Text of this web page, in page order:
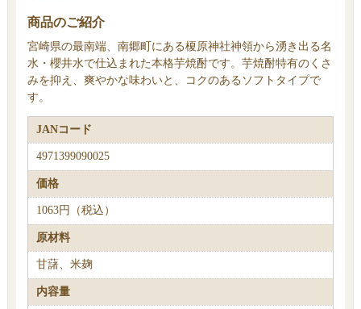
商品のご紹介
宮崎県の最南端、南郷町にある榎原神社神領から湧き出る名
水・櫻井水で仕込まれた本格芋焼酎です。芋焼酎特有のくさ
みを抑え、爽やかな味わいと、コクのあるソフトタイプで
す。
JANコード
4971399090025
価格
1063円（税込）
原材料
甘藷、米麹
内容量